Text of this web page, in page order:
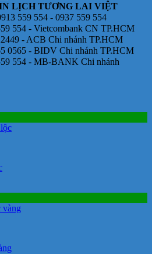
LỊCH TƯƠNG LAI VIỆT
559 554 - 0937 559 554
554 - Vietcombank CN TP.HCM
- ACB Chi nhánh TP.HCM
0565 - BIDV Chi nhánh TP.HCM
554 - MB-BANK Chi nhánh